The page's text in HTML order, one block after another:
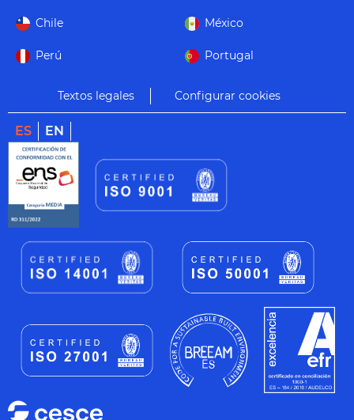
Chile México
Perú Portugal
Textos legales Configurar cookies
ES EN